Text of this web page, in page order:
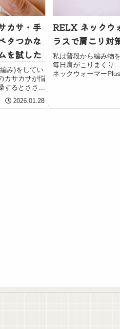
カサ・手
タつかな
を試した
み)をしてい
カサカサが悩
るとささく
でいる途中に
し、作業もし
2026.01.28
RELX ネックウ
ラスで肩こり対
私は普段から編み物
毎日肩がこりまくり
ネックウォーマー
しまい、バンテリン
ます。使うときは1